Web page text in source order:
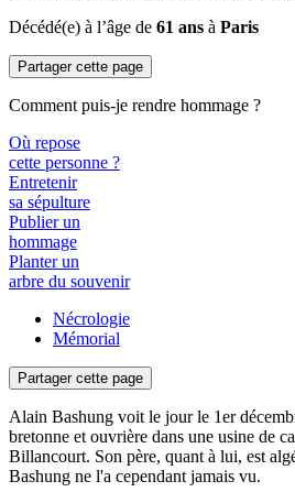
Décédé(e) à l’âge de 61 ans à Paris
Partager cette page
Comment puis-je rendre hommage ?
Où repose
cette personne ?
Entretenir
sa sépulture
Publier un
hommage
Planter un
arbre du souvenir
Nécrologie
Mémorial
Partager cette page
Alain Bashung voit le jour le 1er
bretonne et ouvrière dans une usine de
Billancourt. Son père, quant à lui, est
Bashung ne l'a cependant jamais vu.